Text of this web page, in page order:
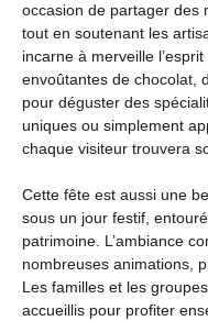
occasion de partager des
tout en soutenant les
incarne à merveille
envoûtantes de chocolat,
pour déguster des
uniques ou simplement
chaque visiteur trouvera
Cette fête est aussi une
sous un jour festif,
patrimoine. L’ambiance
nombreuses animations,
Les familles et les
accueillis pour profiter